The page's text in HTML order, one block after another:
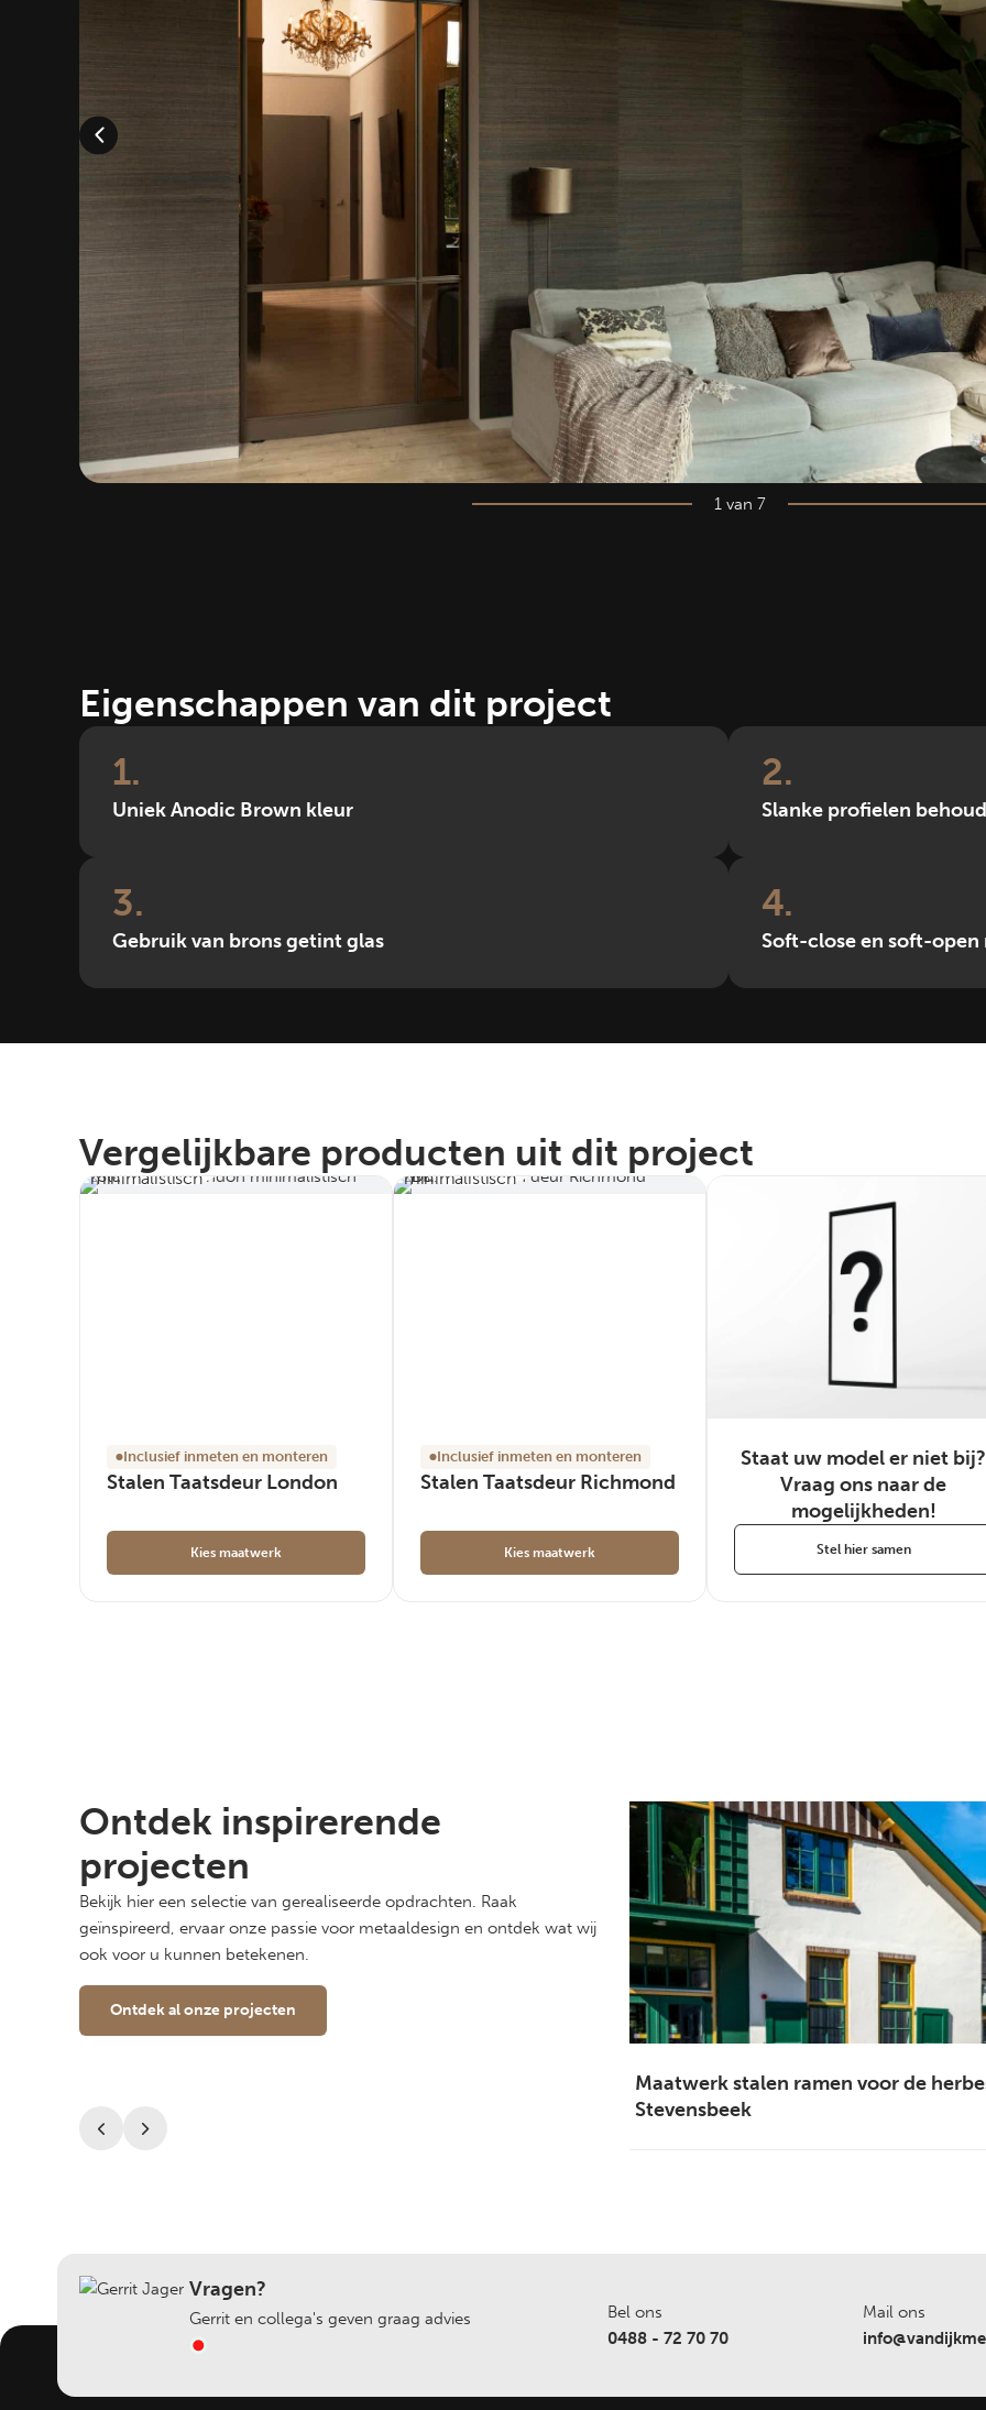
1 van 7
Eigenschappen van dit project
1
Uniek Anodic Brown kleur
2
Slanke profielen
3
Gebruik van brons getint glas
4
Soft-close en soft-
Vergelijkbare producten uit dit project
Inclusief inmeten en monteren
Stalen Taatsdeur London
Kies maatwerk
Inclusief inmeten en monteren
Stalen Taatsdeur Richmond
Kies maatwerk
Staat uw model er niet bij?
Vraag ons naar de
mogelijkheden!
Stel hier samen
Ontdek inspirerende
projecten
Bekijk hier een selectie van gerealiseerde opdrachten. Raak
geïnspireerd, ervaar onze passie voor metaaldesign en ontdek wat wij
ook voor u kunnen betekenen.
Ontdek al onze projecten
Maatwerk stalen ramen voor de
Stevensbeek
Vragen?
Gerrit en collega's geven graag advies
Bel ons
0488 - 72 70 70
Mail ons